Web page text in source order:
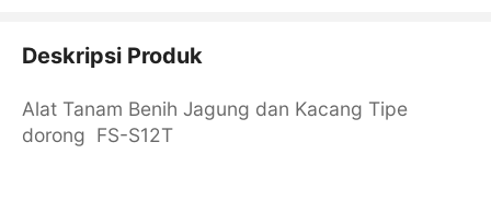
Deskripsi Produk
Alat Tanam Benih Jagung dan Kacang Tipe
dorong FS-S12T